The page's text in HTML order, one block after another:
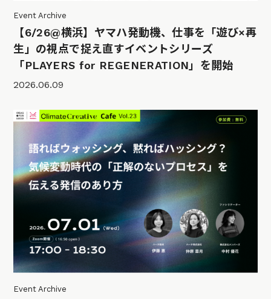
Event Archive
【6/26@横浜】ヤマハ発動機、仕事を「遊び×再
生」の視点で捉え直すイベントシリーズ
「PLAYERS for REGENERATION」を開始
2026.06.09
Event Archive